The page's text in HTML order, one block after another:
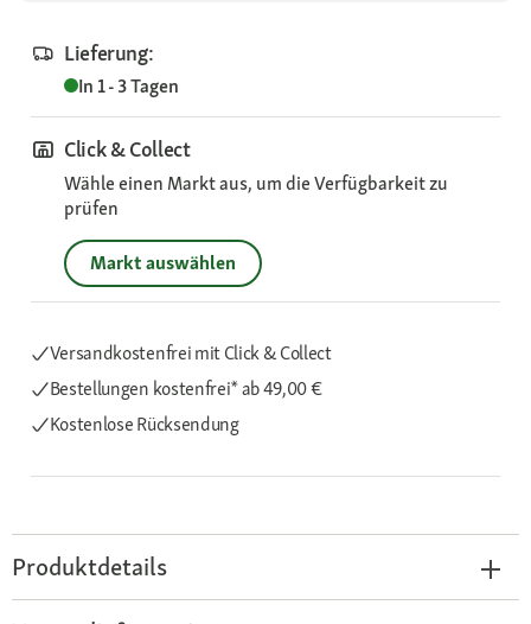
Lieferung:
In 1 - 3 Tagen
Click & Collect
Wähle einen Markt aus, um die Verfügbarkeit zu
prüfen
Markt auswählen
Versandkostenfrei mit Click & Collect
Bestellungen kostenfrei*ab 49,00 €
Kostenlose Rücksendung
Produktdetails